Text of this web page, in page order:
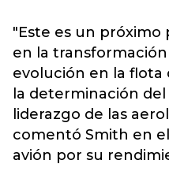
"Este es un
en la
evolución en la flota
la determinación
liderazgo de las
comentó Smith en
avión por su